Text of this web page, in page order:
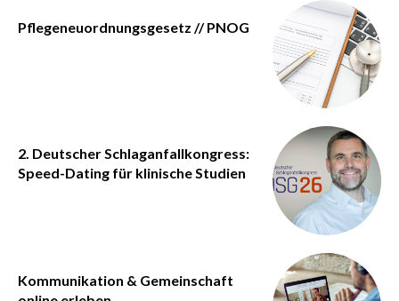
Pflegeneuordnungsgesetz // PNOG
2. Deutscher Schlaganfallkongress:
Speed-Dating für klinische Studien
Kommunikation & Gemeinschaft